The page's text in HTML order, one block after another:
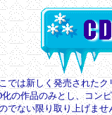
は新しく発売されたク
化の作品のみとし、コン
でない限り取り上げま